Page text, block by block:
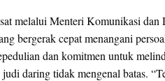
melalui Menteri Komunikasi
bergerak cepat menangani
dan komitmen untuk
daring tidak mengenal batas.